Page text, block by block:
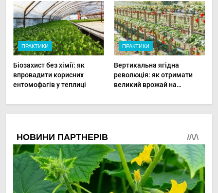
ПРАКТИКИ
Біозахист без хімії: як
впровадити корисних
ентомофагів у теплиці
ПРАКТИКИ
Вертикальна ягідна
революція: як отримати
великий врожай на